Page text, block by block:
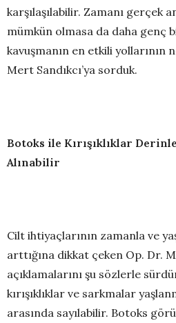
karşılaşılabilir. Zamanı gerçek
mümkün olmasa da daha genç
kavuşmanın en etkili yollarının
Mert Sandıkcı’ya sorduk.
Botoks ile Kırışıklıklar
Alınabilir
Cilt ihtiyaçlarının zamanla ve
arttığına dikkat çeken Op. Dr.
açıklamalarını şu sözlerle
kırışıklıklar ve sarkmalar
arasında sayılabilir. Botoks